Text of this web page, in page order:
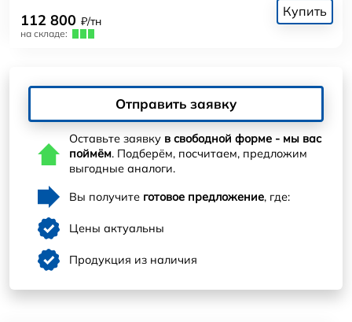
112 800 ₽/тн
на складе:
Купить
Отправить заявку
Оставьте заявку в свободной форме - мы вас
поймём. Подберём, посчитаем, предложим
выгодные аналоги.
Вы получите готовое предложение, где:
Цены актуальны
Продукция из наличия